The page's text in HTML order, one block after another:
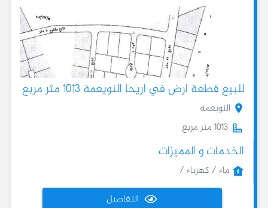
للبيع قطعة ارض في اريحا النويعمة 1013 متر مربع
النويعمة
1013 متر مربع
الخدمات و المميزات
ماء / كهرباء /
التفاصيل